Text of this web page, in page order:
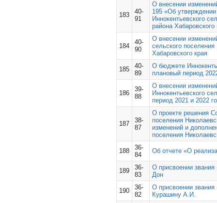
183
40-
91
О внесении
195 «Об утверждении
Иннокентьевского
района Хабаровского
184
40-
90
О внесении
сельского
Хабаровского края
185
40-
89
О бюджете
плановый период
186
39-
88
О внесении
Иннокентьевского
период 2021 и 2022
187
38-
87
О проекте решения
поселения
изменений и
поселения
188
36-
84
Об отчете «О
189
36-
83
О присвоении
Дон
190
36-
82
О присвоении
Курашину А.И.